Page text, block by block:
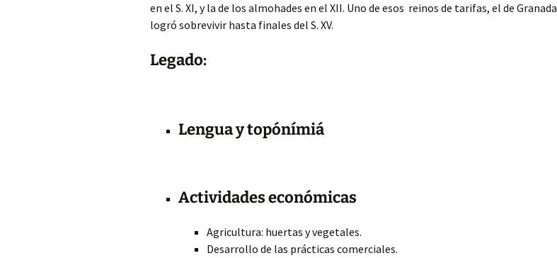
en el S. XI, y la de los almohades en el XII. Uno de esos reinos de tarifas, el de Granada
logró sobrevivir hasta finales del S. XV.
Legado:
Lengua y topónímiá
Actividades económicas
Agricultura: huertas y vegetales.
Desarrollo de las prácticas comerciales.